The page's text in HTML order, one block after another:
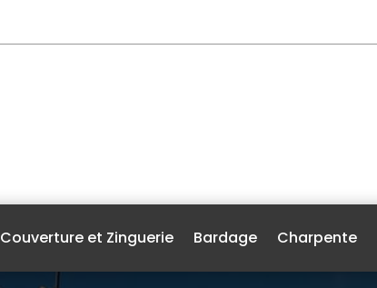
Couverture et Zinguerie Bardage Charpente